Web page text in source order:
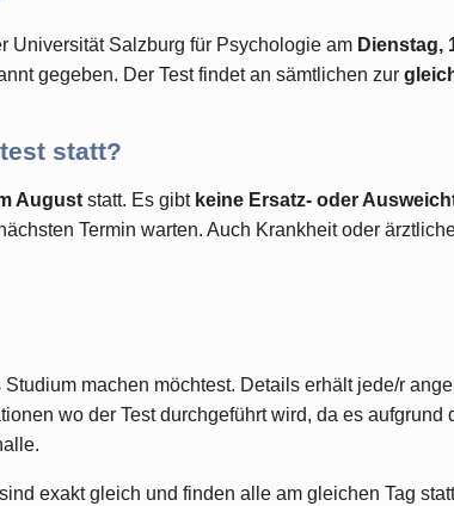
Universität Salzburg für Psychologie am Dienstag,
gegeben. Der Test findet an sämtlichen zur
statt?
Auguststatt. Es gibt keine Ersatz- oder
Termin warten. Auch Krankheit oder
machen möchtest. Details erhält jede/r
wo der Test durchgeführt wird, da es aufgrund
exakt gleich und finden alle am gleichen Tag